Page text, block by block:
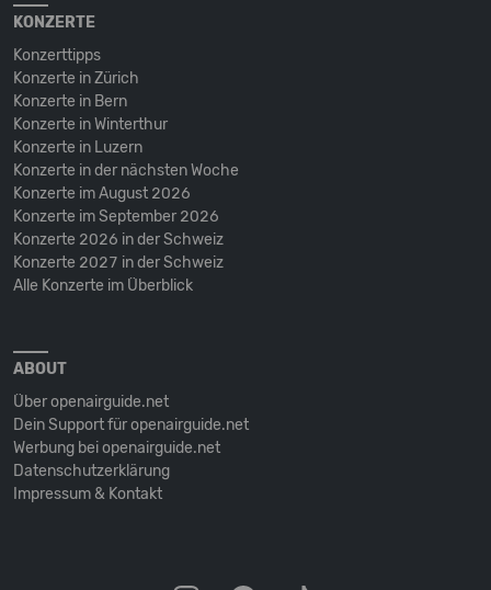
KONZERTE
Konzerttipps
Konzerte in Zürich
Konzerte in Bern
Konzerte in Winterthur
Konzerte in Luzern
Konzerte in der nächsten Woche
Konzerte im August 2026
Konzerte im September 2026
Konzerte 2026 in der Schweiz
Konzerte 2027 in der Schweiz
Alle Konzerte im Überblick
ABOUT
Über openairguide.net
Dein Support für openairguide.net
Werbung bei openairguide.net
Datenschutz­erklärung
Impressum & Kontakt